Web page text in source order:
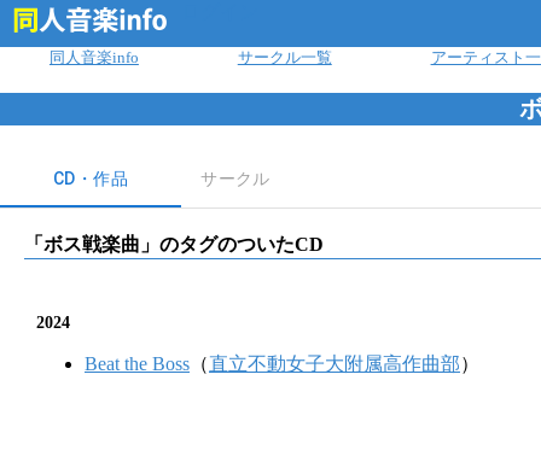
同人音楽info サークル一覧 アーティスト
CD・作品 サークル
「 ボス戦楽曲 」のタグのついたCD
2024
Beat the Boss （直立不動女子大附属高作曲部）